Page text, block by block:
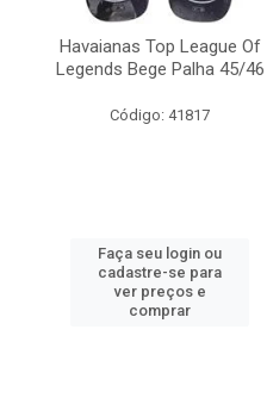
Havaianas Top League Of
Legends Bege Palha 45/46
Código: 41817
Faça seu login ou
cadastre-se para
ver preços e
comprar